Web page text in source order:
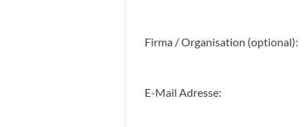
Firma / Organisation (optional):
E-Mail Adresse: